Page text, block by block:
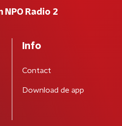
NPO Radio 2
Info
Contact
Download de app